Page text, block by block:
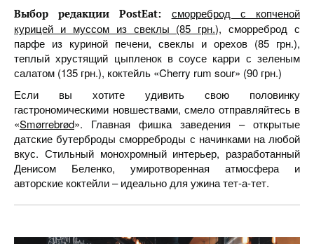
Выбор редакцииPostEat: сморреброд с копченой
курицей и муссом из свеклы (85 грн.), сморреброд с
парфе из куриной печени, свеклы и орехов (85 грн.),
теплый хрустящий цыпленок в соусе карри с зеленым
салатом (135 грн.), коктейль «Cherry rum sour» (90 грн.)
Если вы хотите удивить свою половинку
гастрономическими новшествами, смело отправляйтесь в
«Smørrebrød». Главная фишка заведения – открытые
датские бутерброды сморреброды с начинками на любой
вкус. Стильный монохромный интерьер, разработанный
Денисом Беленко, умиротворенная атмосфера и
авторские коктейли – идеально для ужина тет-а-тет.